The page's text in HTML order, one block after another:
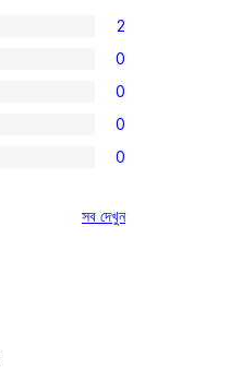
2
0
0
0
0
সবরিভিউ
দেখুন